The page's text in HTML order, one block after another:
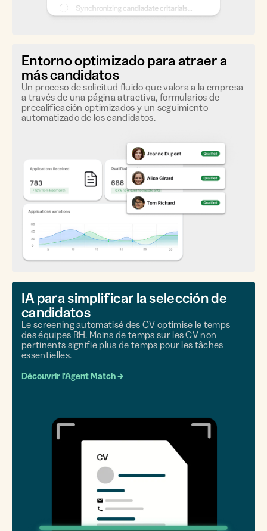
Entorno optimizado para atraer a
más candidatos
Un proceso de solicitud fluido que valora a la empresa
a través de una página atractiva, formularios de
precalificación optimizados y un seguimiento
automatizado de los candidatos.
IA para simplificar la selección de
candidatos
Le screening automatisé des CV optimise le temps
des équipes RH. Moins de temps sur les CV non
pertinents signifie plus de temps pour les tâches
essentielles.
Découvrir l'Agent Match→